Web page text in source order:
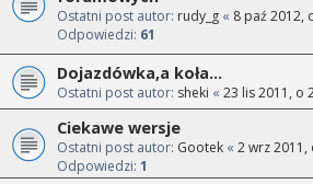
Ostatni post autor: rudy_g « 8 paź 2012,
Odpowiedzi: 61
Dojazdówka,a koła...
Ostatni post autor: sheki « 23 lis 2011, o
Ciekawe wersje
Ostatni post autor: Gootek « 2 wrz 2011,
Odpowiedzi: 1